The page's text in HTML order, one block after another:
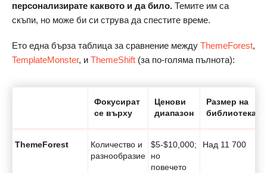
персонализирате каквото и да било. Темите им са
скъпи, но може би си струва да спестите време.
Ето една бърза таблица за сравнение между ThemeForest,
TemplateMonster, и ThemeShift (за по-голяма пълнота):
Фокусират
се върху
Ценови
диапазон
Размер на
библиотека
ThemeForest
Количество и
разнообразие
$5-$10,000;
но
повечето
Над 11 700